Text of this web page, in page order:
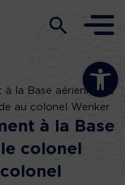
Ouvrir la
à la Base aérienne de
au colonel Wenker
à la Base
colonel